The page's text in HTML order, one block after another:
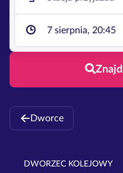
7 sierpnia, 20:45
Dworce
DWORZEC KOLEJOWY